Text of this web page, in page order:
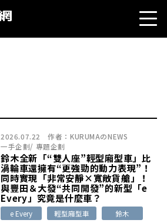
2026.07.22 作者： KURUMAのNEWS
一手企劃/ 專題企劃
鈴木全新「“雙人座”輕型廂型車」比
渦輪車還擁有“更強勁的動力表現”！
同時實現「非常安靜×寬敞貨艙」！
與豐田＆大發“共同開發”的新型「e
Every」究竟是什麼車？
e Every 輕型廂型車 鈴木